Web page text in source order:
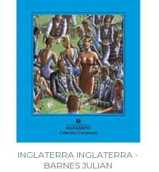
INGLATERRA INGLATERRA -
BARNES JULIAN